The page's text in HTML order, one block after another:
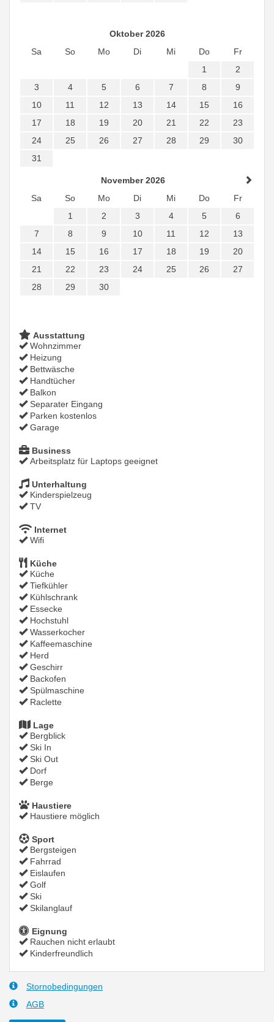
Oktober 2026
Sa
So Mo Di Mi Do
Fr
1
2
3
4 5 6 7 8
9
10
11 12 13 14 15
16
17
18 19 20 21 22
23
24
25 26 27 28 29
30
31
November 2026
Sa
So Mo Di Mi Do
Fr
1
2 3 4 5
6
7
8 9 10 11 12
13
14
15 16 17 18 19
20
21
22 23 24 25 26
27
28
29 30
Ausstattung
Wohnzimmer
Heizung
Bettwäsche
Handtücher
Balkon
Separater Eingang
Parken kostenlos
Garage
Business
Arbeitsplatz für Laptops geeignet
Unterhaltung
Kinderspielzeug
TV
Internet
Wifi
Küche
Küche
Tiefkühler
Kühlschrank
Essecke
Hochstuhl
Wasserkocher
Kaffeemaschine
Herd
Geschirr
Backofen
Spülmaschine
Raclette
Lage
Bergblick
Ski In
Ski Out
Dorf
Berge
Haustiere
Haustiere möglich
Sport
Bergsteigen
Fahrrad
Eislaufen
Golf
Ski
Skilanglauf
Eignung
Rauchen nicht erlaubt
Kinderfreundlich
Stornobedingungen
AGB